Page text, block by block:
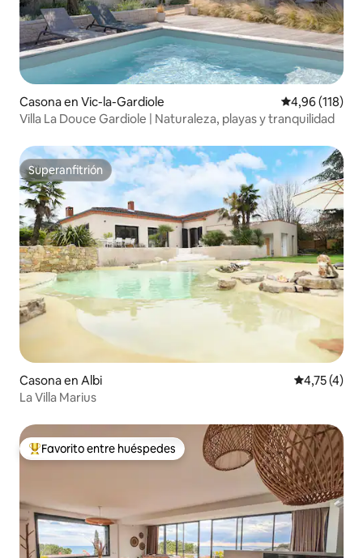
Casona en Vic-la-Gardiole Calificación
4,96 (118)
Villa La Douce Gardiole | Naturaleza, playas y tranquilidad
Superanfitrión
Superanfitrión
Casona en Albi Calificación
4,75 (4)
La Villa Marius
Favorito entre los huéspedes más destacados
Favorito entre huéspedes